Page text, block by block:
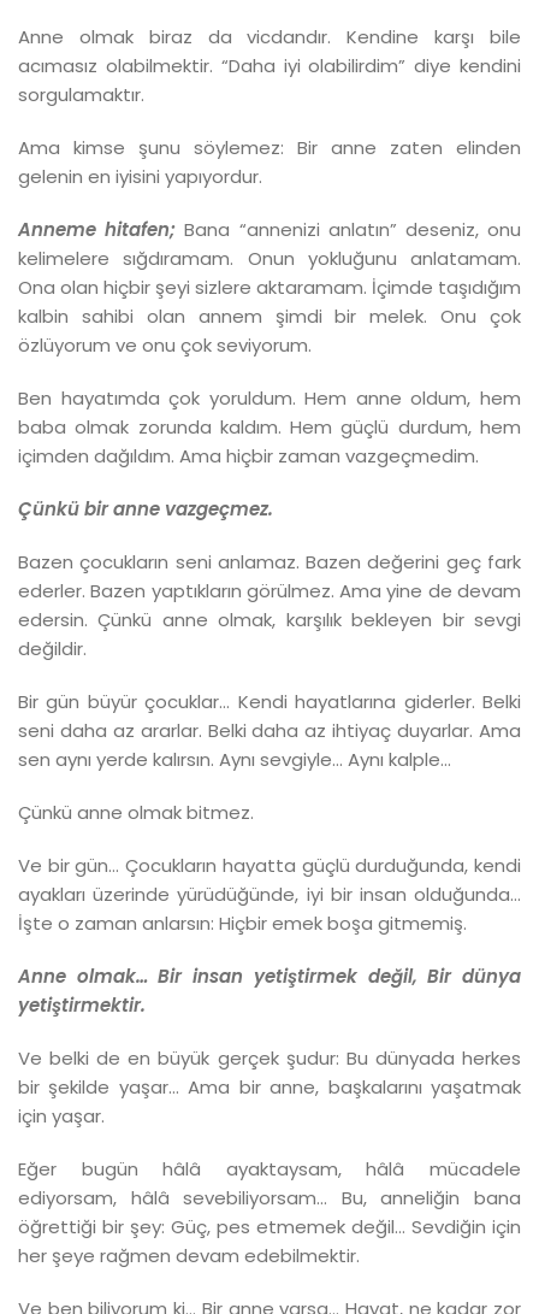
Anne olmak biraz da vicdandır. Kendine karşı bile
acımasız olabilmektir. “Daha iyi olabilirdim” diye kendini
sorgulamaktır.
Ama kimse şunu söylemez: Bir anne zaten elinden
gelenin en iyisini yapıyordur.
Anneme hitafen; Bana “annenizi anlatın” deseniz, onu
kelimelere sığdıramam. Onun yokluğunu anlatamam.
Ona olan hiçbir şeyi sizlere aktaramam. İçimde taşıdığım
kalbin sahibi olan annem şimdi bir melek. Onu çok
özlüyorum ve onu çok seviyorum.
Ben hayatımda çok yoruldum. Hem anne oldum, hem
baba olmak zorunda kaldım. Hem güçlü durdum, hem
içimden dağıldım. Ama hiçbir zaman vazgeçmedim.
Çünkü bir anne vazgeçmez.
Bazen çocukların seni anlamaz. Bazen değerini geç fark
ederler. Bazen yaptıkların görülmez. Ama yine de devam
edersin. Çünkü anne olmak, karşılık bekleyen bir sevgi
değildir.
Bir gün büyür çocuklar… Kendi hayatlarına giderler. Belki
seni daha az ararlar. Belki daha az ihtiyaç duyarlar. Ama
sen aynı yerde kalırsın. Aynı sevgiyle… Aynı kalple…
Çünkü anne olmak bitmez.
Ve bir gün… Çocukların hayatta güçlü durduğunda, kendi
ayakları üzerinde yürüdüğünde, iyi bir insan olduğunda…
İşte o zaman anlarsın: Hiçbir emek boşa gitmemiş.
Anne olmak…Bir insan yetiştirmek değil,Bir dünya
yetiştirmektir.
Ve belki de en büyük gerçek şudur: Bu dünyada herkes
bir şekilde yaşar… Ama bir anne, başkalarını yaşatmak
için yaşar.
Eğer bugün hâlâ ayaktaysam, hâlâ mücadele
ediyorsam, hâlâ sevebiliyorsam… Bu, anneliğin bana
öğrettiği bir şey: Güç, pes etmemek değil… Sevdiğin için
her şeye rağmen devam edebilmektir.
Ve ben biliyorum ki… Bir anne varsa… Hayat, ne kadar zor